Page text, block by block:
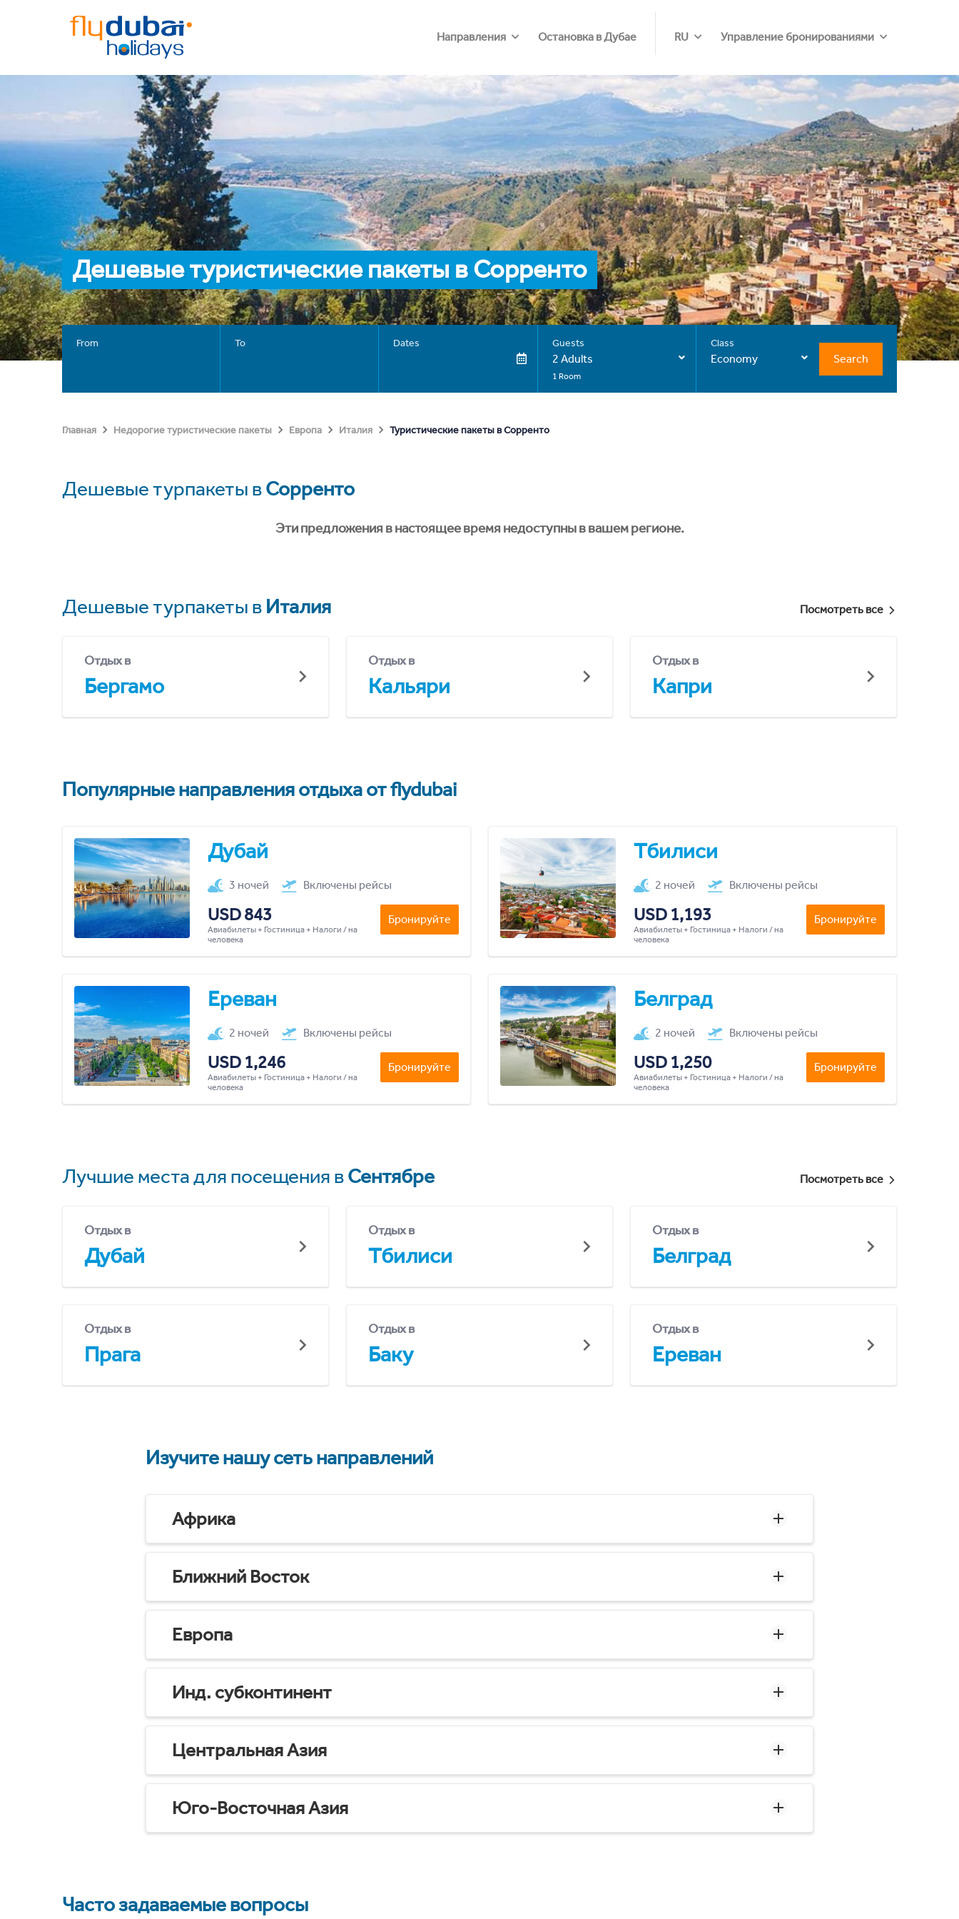
Направления Остановка в Дубае RU Управление бронированиями
Дешевые туристические пакеты в Сорренто
From To Dates Guests
2 Adults
1 Room
Class
Economy Search
Главная Недорогие туристические пакеты Европа Италия Туристические пакеты в Сорренто
Дешевые турпакеты вСорренто
Эти предложения в настоящее время недоступны в вашем регионе.
Дешевые турпакеты в Италия Посмотреть все
Отдых в
Бергамо
Отдых в
Кальяри
Отдых в
Капри
Популярные направления отдыха от flydubai
Дубай
3 ночей Включены рейсы
USD 843
Авиабилеты + Гостиница + Налоги / на
человека
Бронируйте
Тбилиси
2 ночей Включены рейсы
USD 1,193
Авиабилеты + Гостиница + Налоги / на
человека
Бронируйте
Ереван
2 ночей Включены рейсы
USD 1,246
Авиабилеты + Гостиница + Налоги / на
человека
Бронируйте
Белград
2 ночей Включены рейсы
USD 1,250
Авиабилеты + Гостиница + Налоги / на
человека
Бронируйте
Лучшие места для посещения вСентябре Посмотреть все
Отдых в
Дубай
Отдых в
Тбилиси
Отдых в
Белград
Отдых в
Прага
Отдых в
Баку
Отдых в
Ереван
Изучите нашу сеть направлений
Африка
Ближний Восток
Европа
Инд. субконтинент
Центральная Азия
Юго-Восточная Азия
Часто задаваемые вопросы